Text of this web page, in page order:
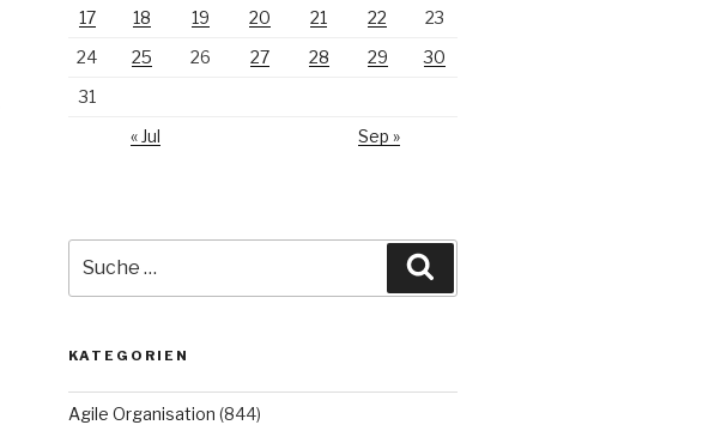
17
18 19 20 21 22
23
24
25 26 27 28 29
30
31
« Jul
Sep »
nach:
KATEGORIEN
Agile Organisation (844)